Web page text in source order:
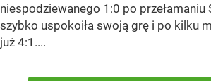
niespodziewanego 1:0 po przełamaniu
szybko uspokoiła swoją grę i po kilku
już 4:1....